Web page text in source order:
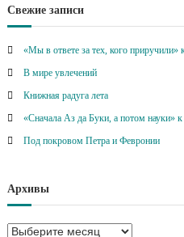
Свежие записи
«Мы в ответе за тех, кого
В мире увлечений
Книжная радуга лета
«Сначала Аз да Буки, а потом науки»
Под покровом Петра и Февронии
Архивы
А